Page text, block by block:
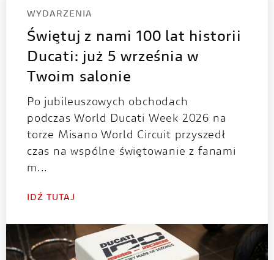
WYDARZENIA
Świętuj z nami 100 lat historii
Ducati: już 5 września w
Twoim salonie
Po jubileuszowych obchodach
podczas World Ducati Week 2026 na
torze Misano World Circuit przyszedł
czas na wspólne świętowanie z fanami
m...
IDŹ TUTAJ